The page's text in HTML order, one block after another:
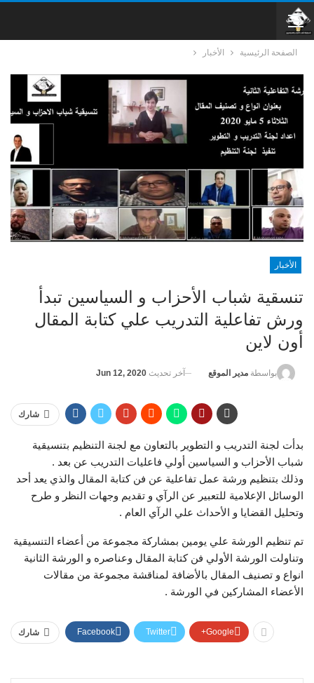
الصفحة الرئيسية الأخبار
الأخبار
تنسقية شباب الأحزاب و السياسين تبدأ
ورش تفاعلية التدريب علي كتابة المقال
أون لاين
بواسطة مدير الموقع آخر تحديث Jun 12, 2020
شارك
بدأت لجنة التدريب و التطوير بالتعاون مع لجنة التنظيم بتنسيقية
شباب الأحزاب و السياسين أولي فاعليات التدريب عن بعد .
وذلك بتنظيم ورشة عمل تفاعلية عن فن كتابة المقال والذي يعد أحد
الوسائل الإعلامية للتعبير عن الرآي و تقديم وجهات النظر و طرح
وتحليل القضايا و الأحداث علي الرآي العام .
تم تنظيم الورشة علي يومين بمشاركة مجموعة من أعضاء التنسيقية
وتناولت الورشة الأولي فن كتابة المقال وعناصره و الورشة الثانية
انواع و تصنيف المقال بالأضافة لمناقشة مجموعة من مقالات
الأعضاء المشاركين في الورشة .
شارك Facebook Twitter Google+